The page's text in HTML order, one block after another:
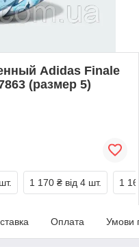
Adidas Finale
(размер 5)
1 170 ₴ від 4 шт. 1
Оплата Умови